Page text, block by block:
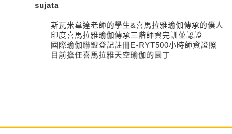
sujata
斯瓦米韋達老師的學生&喜馬拉雅瑜伽傳承的僕人
印度喜馬拉雅瑜伽傳承三階師資完訓並認證
國際瑜伽聯盟登記註冊E-RYT500小時師資證照
目前擔任喜馬拉雅天空瑜伽的園丁